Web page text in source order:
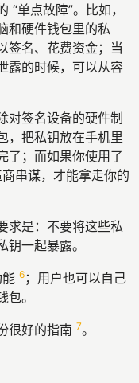
单点故障”。比如，
和硬件钱包里的私
签名、花费资金；当
露的时候，可以从容
对签名设备的硬件制
，把私钥放在手机里
了；而如果你使用了
串谋，才能拿走你的
求是：不要将这些私
一起暴露。
6 ；用户也可以自己
。
很好的指南 7。